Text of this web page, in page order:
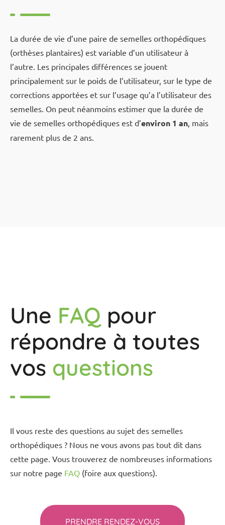
La durée de vie d’une paire de semelles orthopédiques
(orthèses plantaires) est variable d’un utilisateur à
l’autre. Les principales différences se jouent
principalement sur le poids de l’utilisateur, sur le type de
corrections apportées et sur l’usage qu’a l’utilisateur des
semelles. On peut néanmoins estimer que la durée de
vie de semelles orthopédiques est d’environ 1 an , mais
rarement plus de 2 ans.
Une FAQ pour
répondre à toutes
vos questions
Il vous reste des questions au sujet des semelles
orthopédiques ? Nous ne vous avons pas tout dit dans
cette page. Vous trouverez de nombreuses informations
sur notre page FAQ (foire aux questions).
PRENDRE RENDEZ-VOUS